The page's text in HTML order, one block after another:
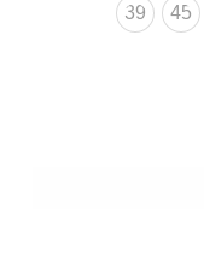
39 45